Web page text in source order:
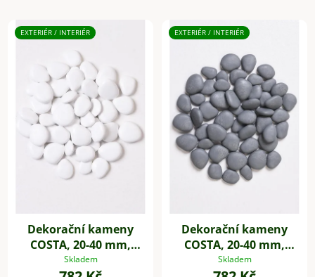
EXTERIÉR / INTERIÉR
Dekorační kameny
COSTA, 20-40 mm,
plast, bílá
Skladem
EXTERIÉR / INTERIÉR
Dekorační kameny
COSTA, 20-40 mm,
plast, šedá
Skladem